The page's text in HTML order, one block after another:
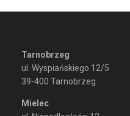
Tarnobrzeg
ul. Wyspiańskiego 12/5
39-400 Tarnobrzeg
Mielec